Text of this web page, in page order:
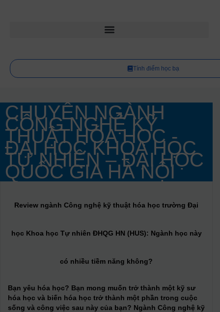
Tính điểm học bạ
CHUYÊN NGÀNH
CÔNG NGHỆ KỸ
THUẬT HÓA HỌC -
ĐẠI HỌC KHOA HỌC
TỰ NHIÊN – ĐẠI HỌC
QUỐC GIA HÀ NỘI
Review ngành Công nghệ kỹ thuật hóa học trường Đại
học Khoa học Tự nhiên ĐHQG HN (HUS): Ngành học này
có nhiều tiềm năng không?
Bạn yêu hóa học? Bạn mong muốn trở thành một kỹ sư
hóa học và biến hóa học trở thành một phần trong cuộc
sống và công việc sau này của bạn? Ngành Công nghệ kỹ